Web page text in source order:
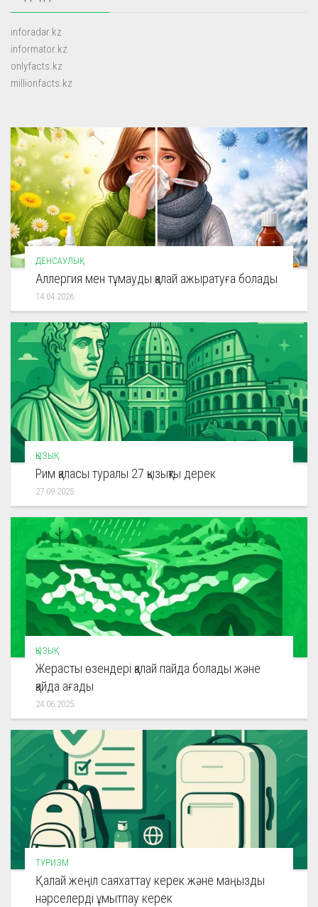
inforadar.kz
informator.kz
onlyfacts.kz
millionfacts.kz
ДЕНСАУЛЫҚ
Аллергия мен тұмауды қалай ажыратуға болады
14.04.2026
ҚЫЗЫҚ
Рим қаласы туралы 27 қызықты дерек
27.09.2025
ҚЫЗЫҚ
Жерасты өзендері қалай пайда болады және
қайда ағады
24.06.2025
ТУРИЗМ
Қалай жеңіл саяхаттау керек және маңызды
нәрселерді ұмытпау керек